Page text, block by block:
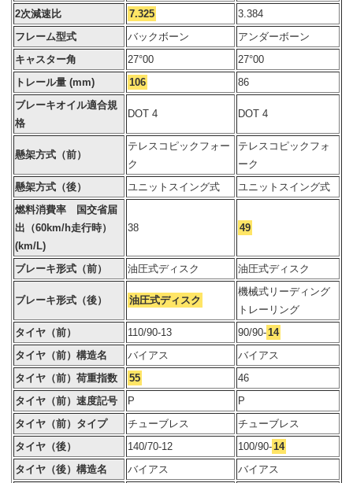
2次減速比 7.325
3.384
フレーム型式
バックボーン
アンダーボーン
キャスター角
27°00
27°00
トレール量 (mm)
106
86
ブレーキオイル適合規
格
DOT 4 DOT 4
懸架方式（前）
テレスコピックフォー
ク
テレスコピックフォ
ーク
懸架方式（後）
ユニットスイング式
ユニットスイング式
燃料消費率 国交省届
出（60km/h走行時）
(km/L)
38 49
ブレーキ形式（前） 油圧式ディスク 油圧式ディスク
ブレーキ形式（後） 油圧式ディスク
機械式リーディング
トレーリング
タイヤ（前）
110/90-13 90/90-14
タイヤ（前）構造名
バイアス
バイアス
タイヤ（前）荷重指数
55
46
タイヤ（前）速度記号
P
P
タイヤ（前）タイプ
チューブレス
チューブレス
タイヤ（後）
140/70-12 100/90-14
タイヤ（後）構造名
バイアス
バイアス